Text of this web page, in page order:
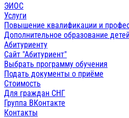
ЭИОС
Услуги
Повышение квалификации и
Дополнительное образование
Абитуриенту
Сайт "Абитуриент"
Выбрать программу обучения
Подать документы о приёме
Стоимость
Для граждан СНГ
Группа ВКонтакте
Контакты